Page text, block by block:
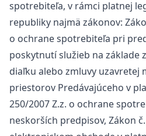
spotrebiteľa, v rámci platnej
republiky najmä zákonov:
o ochrane spotrebiteľa pri
poskytnutí služieb na základe
diaľku alebo zmluvy uzavretej
priestorov Predávajúceho v
250/2007 Z.z. o ochrane
neskorších predpisov, Zákon